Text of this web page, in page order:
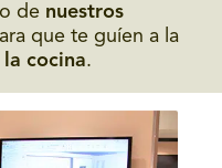
de nuestros
que te guíen a la
cocina.